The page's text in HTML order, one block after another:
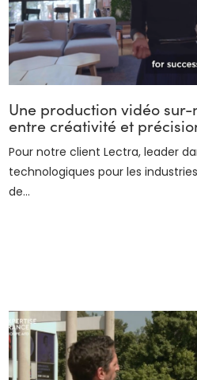
Une production vidéo
entre créativité et
Pour notre client Lectra, leader
technologiques pour les
de...